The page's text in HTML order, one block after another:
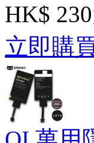
HK$
立即購